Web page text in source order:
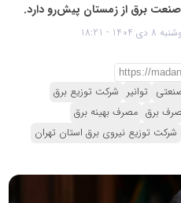
برق از زمستان پیش‌رو دارد.
8 دی 1404 - 18:21
توانیر شرکت توزیع برق
برق مصرف بهینه برق
شرکت توزیع نیروی برق استان تهران